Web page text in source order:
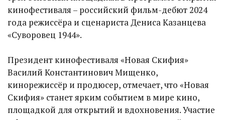
кинофестиваля – российский фильм-дебют 2024
года режиссёра и сценариста Дениса Казанцева
«Суворовец 1944».
Президент кинофестиваля «Новая Скифия»
Василий Константинович Мищенко,
кинорежиссёр и продюсер, отмечает, что «Новая
Скифия» станет ярким событием в мире кино,
площадкой для открытий и вдохновения. Участие